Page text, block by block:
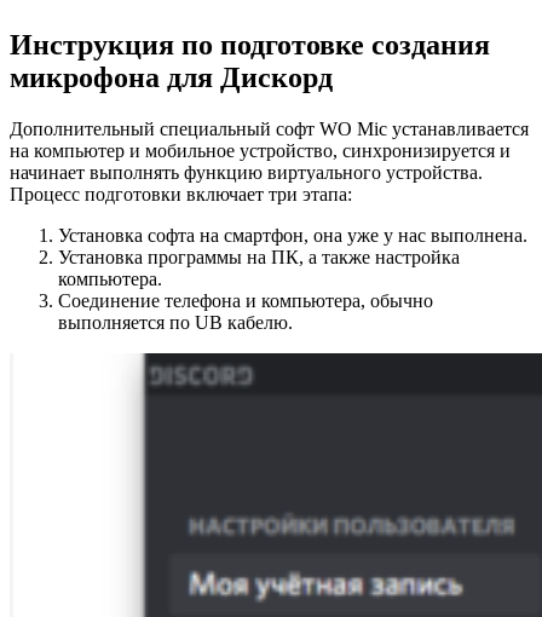
Инструкция по подготовке создания
микрофона для Дискорд
Дополнительный специальный софт WO Mic устанавливается
на компьютер и мобильное устройство, синхронизируется и
начинает выполнять функцию виртуального устройства.
Процесс подготовки включает три этапа:
Установка софта на смартфон, она уже у нас выполнена.
Установка программы на ПК, а также настройка
компьютера.
Соединение телефона и компьютера, обычно
выполняется по UB кабелю.